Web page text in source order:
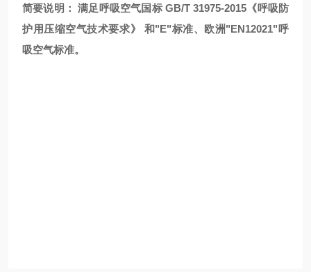
简要说明： 满足呼吸空气国标 GB/T 31975-2015《呼吸防
护用压缩空气技术要求》 和"E"标准、欧洲"EN12021"呼
吸空气标准。